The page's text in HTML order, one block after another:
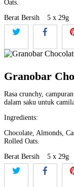
Oats.
Berat Bersih
5 x 29g
Granobar
Rasa crunchy,
dalam saku untuk
Ingredients:
Chocolate, Almonds,
Rolled Oats.
Berat Bersih
5 x 29g